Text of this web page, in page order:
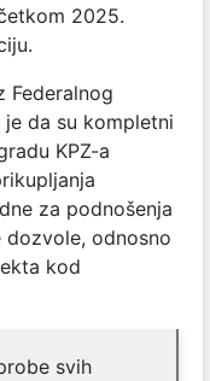
2025.
Federalnog
da su kompletni
KPZ-a
za podnošenja
odnosno
kod
svih